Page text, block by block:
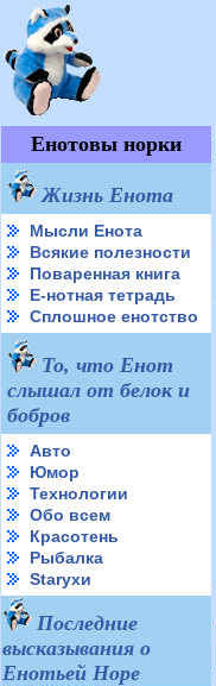
Енотовы норки
Жизнь Енота
Мысли Енота
Всякие полезности
Поваренная книга
Е-нотная тетрадь
Сплошное енотство
То, что Енот
слышал от белок и
бобров
Авто
Юмор
Технологии
Обо всем
Красотень
Рыбалка
Starухи
Последние
высказывания о
Енотьей Норе